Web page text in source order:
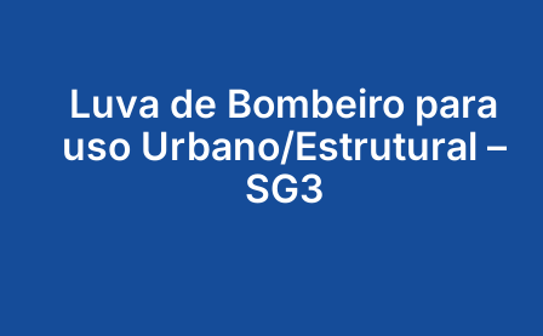
Produtos
Luva de Bombeiro para
uso Urbano/Estrutural –
SG3